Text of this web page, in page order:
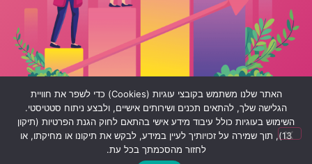
האתר שלנו משתמש בקובצי עוגיות (Cookies) כדי לשפר את חוויית
הגלישה שלך, להתאים תכנים ושירותים אישיים, ולבצע ניתוח סטטיסטי.
השימוש בעוגיות כולל עיבוד מידע אישי בהתאם לחוק הגנת הפרטיות (תיקון
13), תוך שמירה על זכויותיך לעיין במידע, לבקש את תיקונו או מחיקתו, או
לחזור מהסכמתך בכל עת.